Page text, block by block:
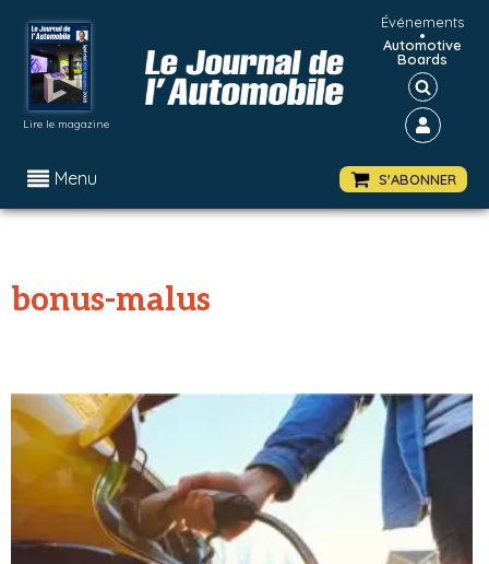
Lire le magazine
Événements
•
Automotive
Boards
Menu S'ABONNER
bonus-malus